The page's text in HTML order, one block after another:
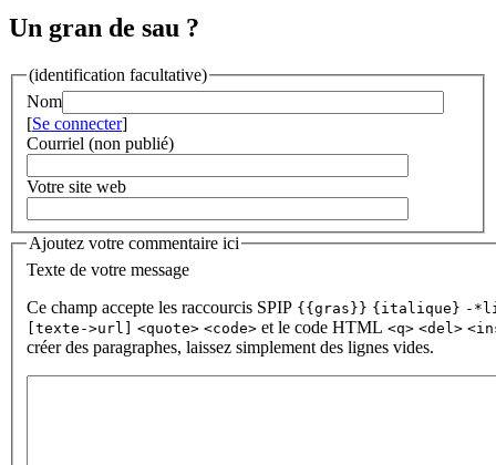
Un gran de sau ?
(identification facultative)
Nom
[Se connecter]
Courriel (non publié)
Votre site web
Ajoutez votre commentaire ici
Texte de votre message
Ce champ accepte les raccourcis SPIP {{gras}} {italique} -
[texte->url] <quote> <code> et le code HTML <q> <del>
créer des paragraphes, laissez simplement des lignes vides.